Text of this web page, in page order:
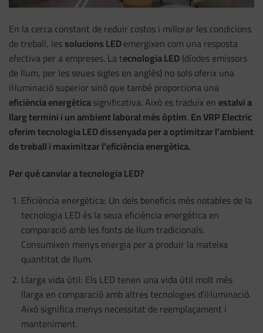
En la cerca constant de reduir costos i millorar les condicions
de treball, lessolucions LEDemergixen com una resposta
efectiva per a empreses. La tecnologia LED(díodes emissors
de llum, per les seues sigles en anglés) no sols oferix una
il·luminació superior sinó que també proporciona una
eficiència energèticasignificativa. Això es traduïx en estalvi a
llarg termini i un ambient laboral més òptim.En VRP Electric
oferim tecnologia LED dissenyada per a optimitzar l’ambient
de treball i maximitzar l’eficiència energètica.
Per què canviar a tecnologia LED?
Eficiència energètica: Un dels beneficis més notables de la
tecnologia LED és la seua eficiència energètica en
comparació amb les fonts de llum tradicionals.
Consumixen menys energia per a produir la mateixa
quantitat de llum.
Llarga vida útil: Els LED tenen una vida útil molt més
llarga en comparació amb altres tecnologies d’il·luminació.
Això significa menys necessitat de reemplaçament i
manteniment.